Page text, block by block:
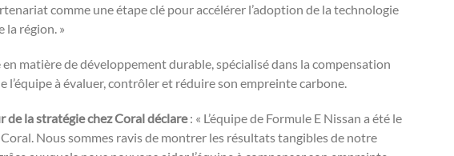
comme une étape clé pour accélérer l’adoption de la technologie
la région. »
matière de développement durable, spécialisé dans la compensation
l’équipe à évaluer, contrôler et réduire son empreinte carbone.
la stratégie chez Coral déclare: « L’équipe de Formule E Nissan a été le
Nous sommes ravis de montrer les résultats tangibles de notre